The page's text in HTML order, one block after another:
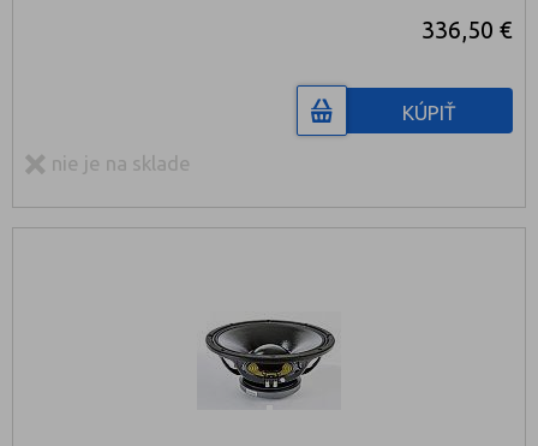
336,50 €
KÚPIŤ
nie je na sklade